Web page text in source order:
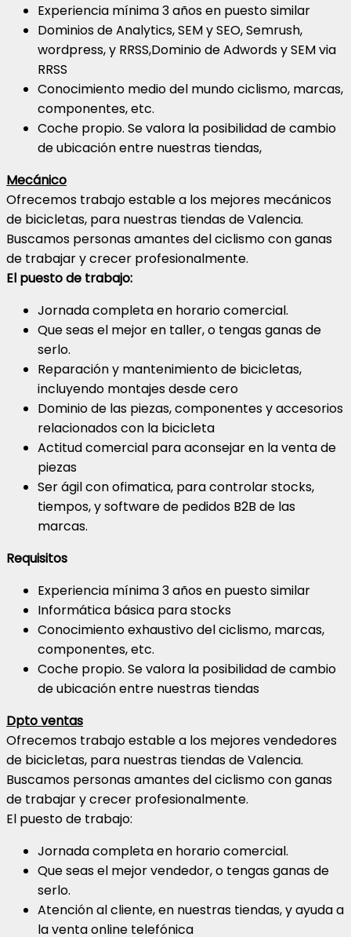
Experiencia mínima 3 años en puesto similar
Dominios de Analytics, SEM y SEO, Semrush,
wordpress, y RRSS,Dominio de Adwords y SEM via
RRSS
Conocimiento medio del mundo ciclismo, marcas,
componentes, etc.
Coche propio. Se valora la posibilidad de cambio
de ubicación entre nuestras tiendas,
Mecánico
Ofrecemos trabajo estable a los mejores mecánicos
de bicicletas, para nuestras tiendas de Valencia.
Buscamos personas amantes del ciclismo con ganas
de trabajar y crecer profesionalmente.
El puesto de trabajo:
Jornada completa en horario comercial.
Que seas el mejor en taller, o tengas ganas de
serlo.
Reparación y mantenimiento de bicicletas,
incluyendo montajes desde cero
Dominio de las piezas, componentes y accesorios
relacionados con la bicicleta
Actitud comercial para aconsejar en la venta de
piezas
Ser ágil con ofimatica, para controlar stocks,
tiempos, y software de pedidos B2B de las
marcas.
Requisitos
Experiencia mínima 3 años en puesto similar
Informática básica para stocks
Conocimiento exhaustivo del ciclismo, marcas,
componentes, etc.
Coche propio. Se valora la posibilidad de cambio
de ubicación entre nuestras tiendas
Dpto ventas
Ofrecemos trabajo estable a los mejores vendedores
de bicicletas, para nuestras tiendas de Valencia.
Buscamos personas amantes del ciclismo con ganas
de trabajar y crecer profesionalmente.
El puesto de trabajo:
Jornada completa en horario comercial.
Que seas el mejor vendedor, o tengas ganas de
serlo.
Atención al cliente, en nuestras tiendas, y ayuda a
la venta online telefónica